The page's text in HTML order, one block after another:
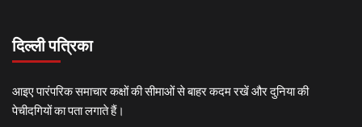
दिल्ली पत्रिका
आइए पारंपरिक समाचार कक्षों की सीमाओं से बाहर कदम रखें और दुनिया की
पेचीदगियों का पता लगाते हैं।